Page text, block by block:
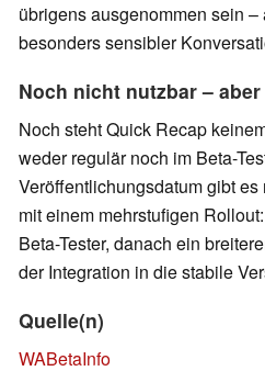
übrigens ausgenommen sein
besonders sensibler
Noch nicht nutzbar –
Noch steht Quick Recap
weder regulär noch im Beta-
Veröffentlichungsdatum gibt
mit einem mehrstufigen
Beta-Tester, danach ein
der Integration in die stabile
Quelle(n)
WABetaInfo